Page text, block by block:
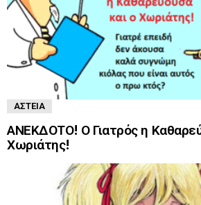
ΑΣΤΕΊΑ
ΑΝΕΚΔΟΤΟ! Ο Γιατρός η
Χωριάτης!